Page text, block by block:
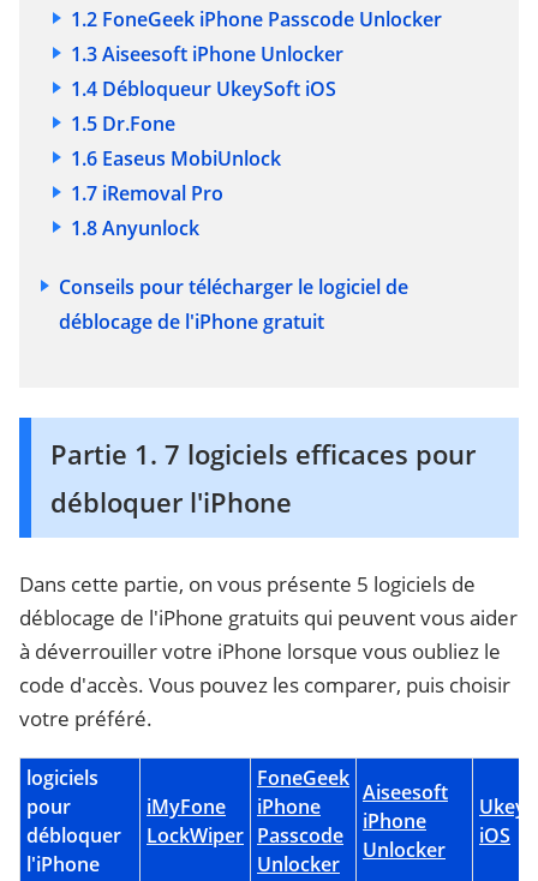
1.2 FoneGeek iPhone Passcode Unlocker
1.3 Aiseesoft iPhone Unlocker
1.4 Débloqueur UkeySoft iOS
1.5 Dr.Fone
1.6 Easeus MobiUnlock
1.7 iRemoval Pro
1.8 Anyunlock
Conseils pour télécharger le logiciel de
déblocage de l'iPhone gratuit
Partie 1. 7 logiciels efficaces pour
débloquer l'iPhone
Dans cette partie, on vous présente 5 logiciels de
déblocage de l'iPhone gratuits qui peuvent vous aider
à déverrouiller votre iPhone lorsque vous oubliez le
code d'accès. Vous pouvez les comparer, puis choisir
votre préféré.
logiciels
pour
débloquer
l'iPhone
iMyFone
LockWiper
FoneGeek
iPhone
Passcode
Unlocker
Aiseesoft
iPhone
Unlocker
iOS